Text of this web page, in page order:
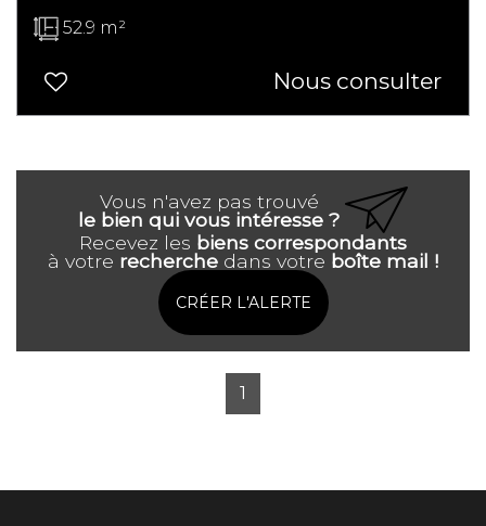
52.9 m²
Nous consulter
Vous n'avez pas trouvé
le bien qui vous intéresse ?
Recevez les biens correspondants
à votre recherche dans votre boîte mail !
CRÉER L'ALERTE
1